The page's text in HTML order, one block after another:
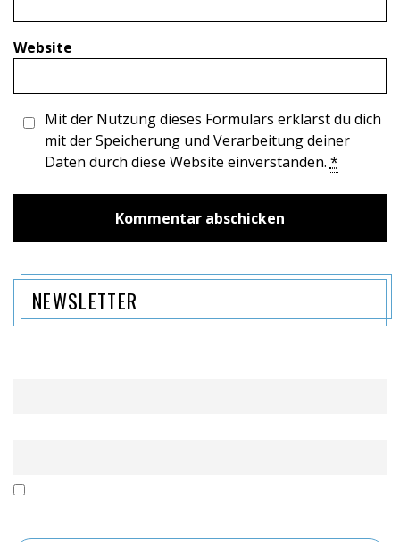
Website
Mit der Nutzung dieses Formulars erklärst du dich
mit der Speicherung und Verarbeitung deiner
Daten durch diese Website einverstanden. *
NEWSLETTER